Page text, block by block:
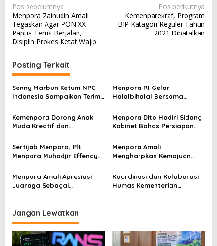
N
a
v
i
g
a
s
i
p
o
s
Pos sebelumnya
Menpora Zainudin Amali
Tegaskan Agar PON XX
Papua Terus Berjalan,
Disiplin Prokes Ketat Wajib
Pos berikutnya
Kemenparekraf, Program
BIP Katagori Reguler Tahun
2021 Dibatalkan
Posting Terkait
Senny Marbun Ketum NPC
Indonesia Sampaikan Terima
Atas Dukungan Penuhnya
Menpora RI Gelar
Halalbihalal Bersama
Kemenpora Dorong Anak
Muda Kreatif dan
Internasional
Menpora Dito Hadiri Sidang
Kabinet Bahas Persiapan
Sertijab Menpora, Plt
Menpora Muhadjir Effendy
Berjalan dengan Baik
Menpora Amali
Mengharpkan Kemajuan
Menpora Amali Apresiasi
Juaraga Sebagai
Dunia U-20
Koordinasi dan Kolaborasi
Humas Kementerian
Jangan Lewatkan